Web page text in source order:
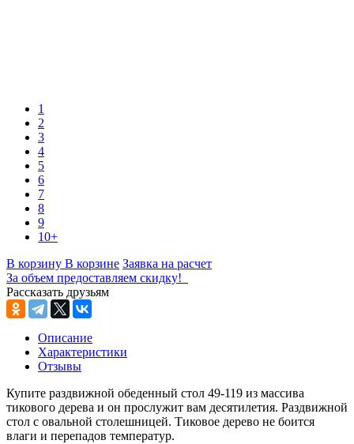
1
2
3
4
5
6
7
8
9
10+
В корзину В корзине Заявка на расчет
За объем предоставляем скидку!
Рассказать друзьям
Описание
Характеристики
Отзывы
Купите раздвижной обеденный стол 49-119 из массива
тикового дерева и он прослужит вам десятилетия. Раздвижной
стол с овальной столешницей. Тиковое дерево не боится
влаги и перепадов температур.